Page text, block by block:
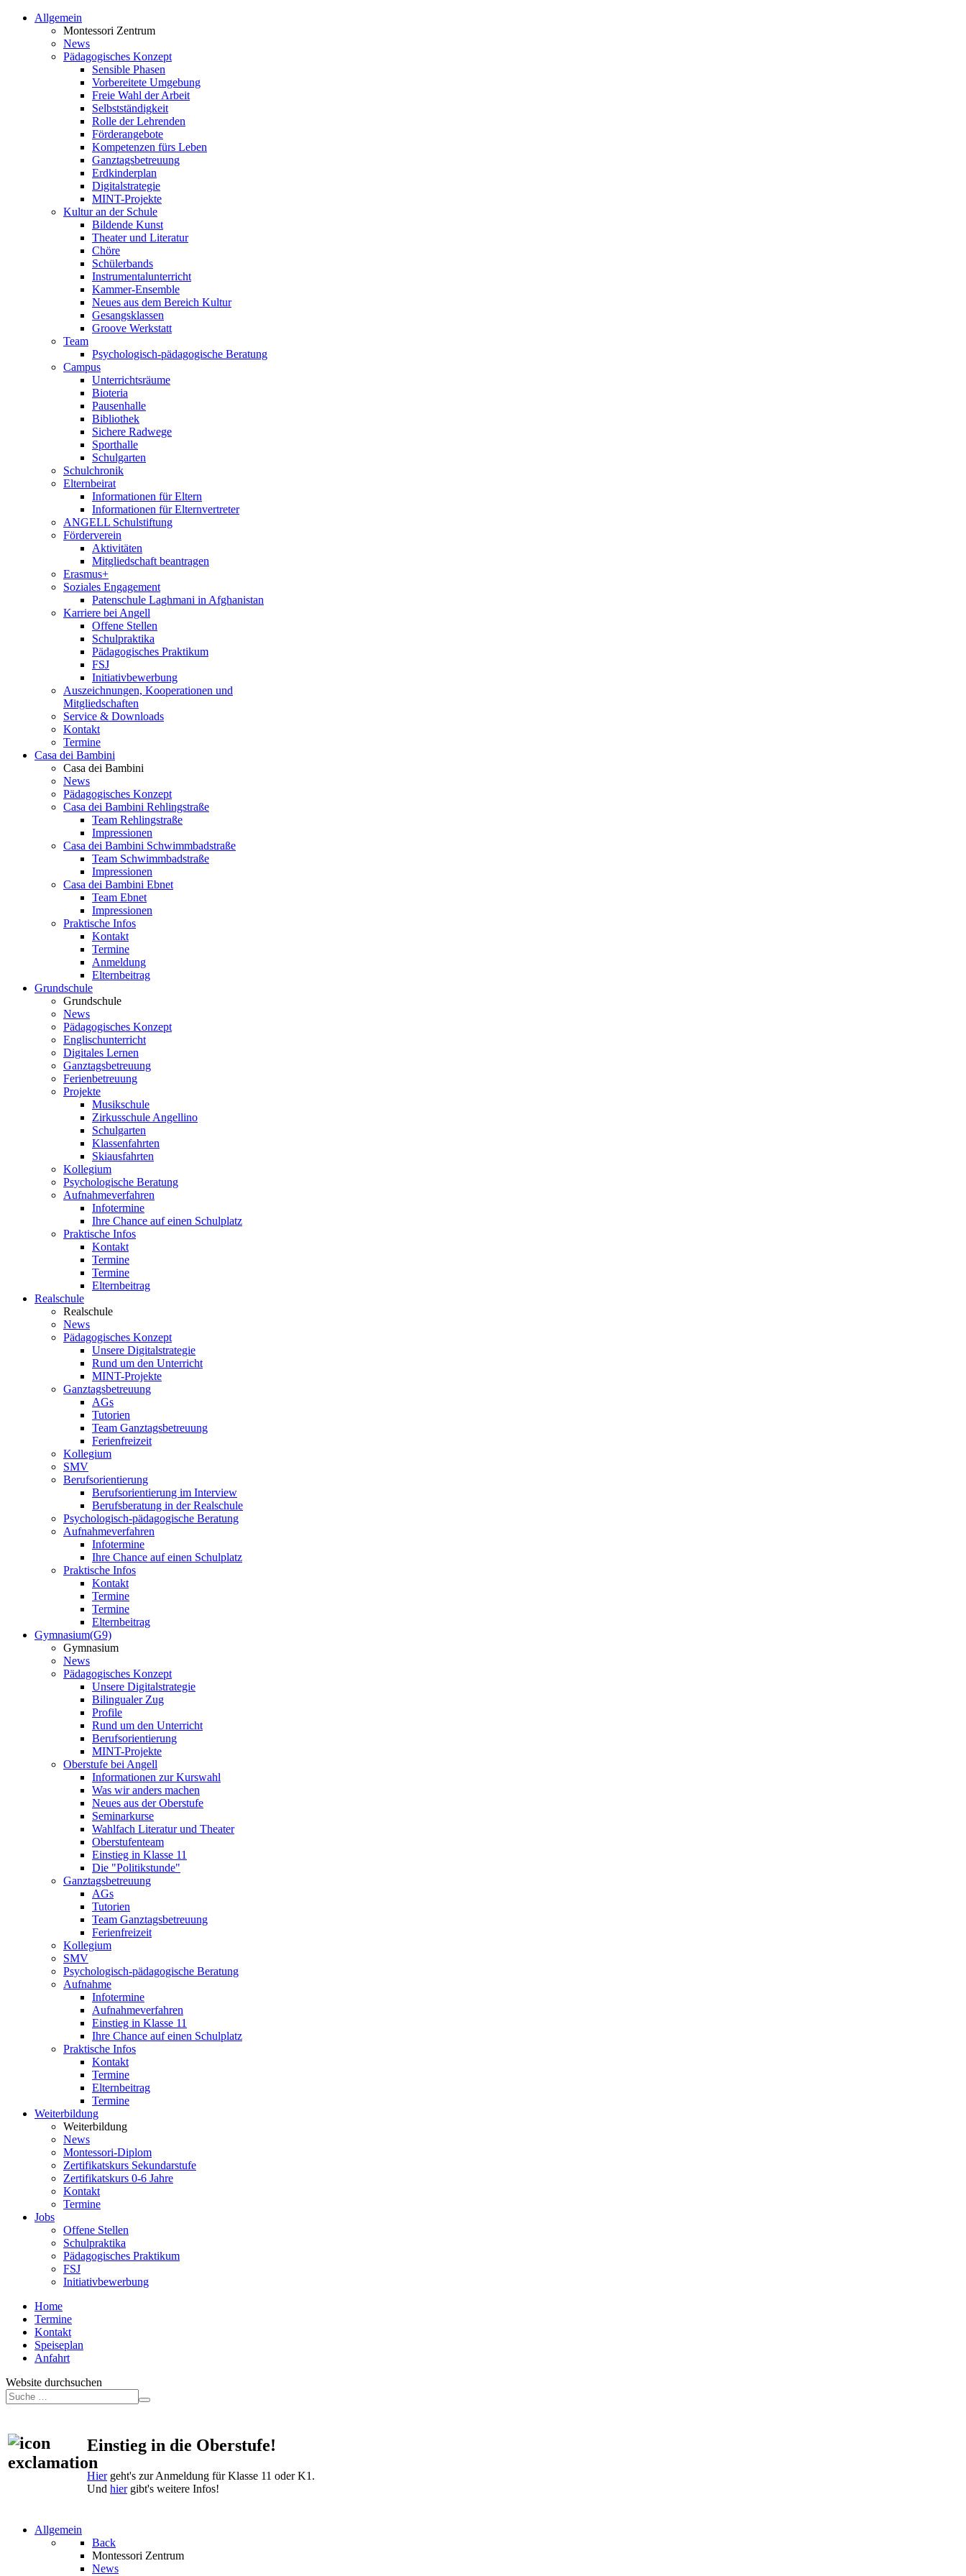
Allgemein
Montessori Zentrum
News
Pädagogisches Konzept
Sensible Phasen
Vorbereitete Umgebung
Freie Wahl der Arbeit
Selbstständigkeit
Rolle der Lehrenden
Förderangebote
Kompetenzen fürs Leben
Ganztagsbetreuung
Erdkinderplan
Digitalstrategie
MINT-Projekte
Kultur an der Schule
Bildende Kunst
Theater und Literatur
Chöre
Schülerbands
Instrumentalunterricht
Kammer-Ensemble
Neues aus dem Bereich Kultur
Gesangsklassen
Groove Werkstatt
Team
Psychologisch-pädagogische Beratung
Campus
Unterrichtsräume
Bioteria
Pausenhalle
Bibliothek
Sichere Radwege
Sporthalle
Schulgarten
Schulchronik
Elternbeirat
Informationen für Eltern
Informationen für Elternvertreter
ANGELL Schulstiftung
Förderverein
Aktivitäten
Mitgliedschaft beantragen
Erasmus+
Soziales Engagement
Patenschule Laghmani in Afghanistan
Karriere bei Angell
Offene Stellen
Schulpraktika
Pädagogisches Praktikum
FSJ
Initiativbewerbung
Auszeichnungen, Kooperationen und
Mitgliedschaften
Service & Downloads
Kontakt
Termine
Casa dei Bambini
Casa dei Bambini
News
Pädagogisches Konzept
Casa dei Bambini Rehlingstraße
Team Rehlingstraße
Impressionen
Casa dei Bambini Schwimmbadstraße
Team Schwimmbadstraße
Impressionen
Casa dei Bambini Ebnet
Team Ebnet
Impressionen
Praktische Infos
Kontakt
Termine
Anmeldung
Elternbeitrag
Grundschule
Grundschule
News
Pädagogisches Konzept
Englischunterricht
Digitales Lernen
Ganztagsbetreuung
Ferienbetreuung
Projekte
Musikschule
Zirkusschule Angellino
Schulgarten
Klassenfahrten
Skiausfahrten
Kollegium
Psychologische Beratung
Aufnahmeverfahren
Infotermine
Ihre Chance auf einen Schulplatz
Praktische Infos
Kontakt
Termine
Termine
Elternbeitrag
Realschule
Realschule
News
Pädagogisches Konzept
Unsere Digitalstrategie
Rund um den Unterricht
MINT-Projekte
Ganztagsbetreuung
AGs
Tutorien
Team Ganztagsbetreuung
Ferienfreizeit
Kollegium
SMV
Berufsorientierung
Berufsorientierung im Interview
Berufsberatung in der Realschule
Psychologisch-pädagogische Beratung
Aufnahmeverfahren
Infotermine
Ihre Chance auf einen Schulplatz
Praktische Infos
Kontakt
Termine
Termine
Elternbeitrag
Gymnasium(G9)
Gymnasium
News
Pädagogisches Konzept
Unsere Digitalstrategie
Bilingualer Zug
Profile
Rund um den Unterricht
Berufsorientierung
MINT-Projekte
Oberstufe bei Angell
Informationen zur Kurswahl
Was wir anders machen
Neues aus der Oberstufe
Seminarkurse
Wahlfach Literatur und Theater
Oberstufenteam
Einstieg in Klasse 11
Die "Politikstunde"
Ganztagsbetreuung
AGs
Tutorien
Team Ganztagsbetreuung
Ferienfreizeit
Kollegium
SMV
Psychologisch-pädagogische Beratung
Aufnahme
Infotermine
Aufnahmeverfahren
Einstieg in Klasse 11
Ihre Chance auf einen Schulplatz
Praktische Infos
Kontakt
Termine
Elternbeitrag
Termine
Weiterbildung
Weiterbildung
News
Montessori-Diplom
Zertifikatskurs Sekundarstufe
Zertifikatskurs 0-6 Jahre
Kontakt
Termine
Jobs
Offene Stellen
Schulpraktika
Pädagogisches Praktikum
FSJ
Initiativbewerbung
Home
Termine
Kontakt
Speiseplan
Anfahrt
Website durchsuchen
Einstieg in die Oberstufe!
Hiergeht's zur Anmeldung für Klasse 11 oder K1.
Und hiergibt's weitere Infos!
Allgemein
Back
Montessori Zentrum
News